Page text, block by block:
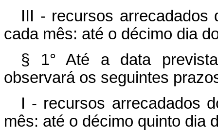
III - recursos arrecadados
cada mês: até o décimo dia
§ 1° Até a data
observará os seguintes
I - recursos arrecadados
mês: até o décimo quinto dia